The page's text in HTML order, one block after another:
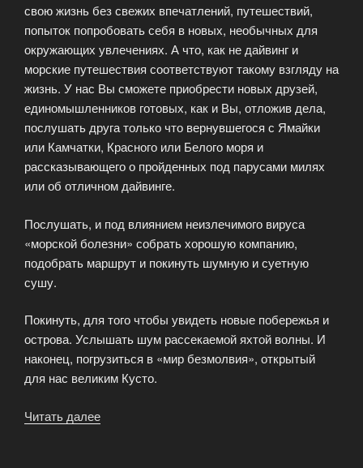
свою жизнь без свежих впечатлений, путешествий,
попыток попробовать себя в новых, необычных для
окружающих увлечениях. А что, как не дайвинг и
морские путешествия соответствуют такому взгляду на
жизнь. У нас Вы сможете приобрести новых друзей,
единомышленников готовых, как и Вы, отложив дела,
послушать друга только что вернувшегося с Ямайки
или Камчатки, Красного или Белого моря и
рассказывающего о пройденных под парусами милях
или об отличном дайвинге.
Послушать, и под влиянием неизлечимого вируса
«морской болезни» собрать хорошую компанию,
подобрать маршрут и покинуть шумную и суетную
сушу.
Покинуть, для того чтобы увидеть новые побережья и
острова. Услышать шум рассекаемой яхтой волны. И
наконец, погрузиться в «мир безмолвия», открытый
для нас великим Кусто.
Читать далее